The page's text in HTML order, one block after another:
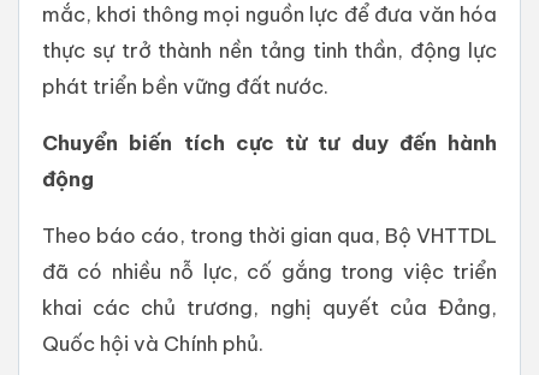
mắc, khơi thông mọi nguồn lực để đưa văn hóa
thực sự trở thành nền tảng tinh thần, động lực
phát triển bền vững đất nước.
Chuyển biến tích cực từ tư duy đến hành
động
Theo báo cáo, trong thời gian qua, Bộ VHTTDL
đã có nhiều nỗ lực, cố gắng trong việc triển
khai các chủ trương, nghị quyết của Đảng,
Quốc hội và Chính phủ.